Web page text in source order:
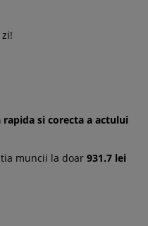
si corecta a actului
muncii la doar 931.7 lei